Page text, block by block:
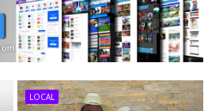
LOCAL